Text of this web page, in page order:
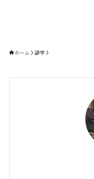
ホーム 語学